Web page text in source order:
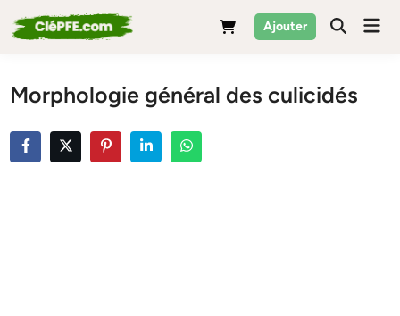
to
Ajouter
Morphologie général des culicidés